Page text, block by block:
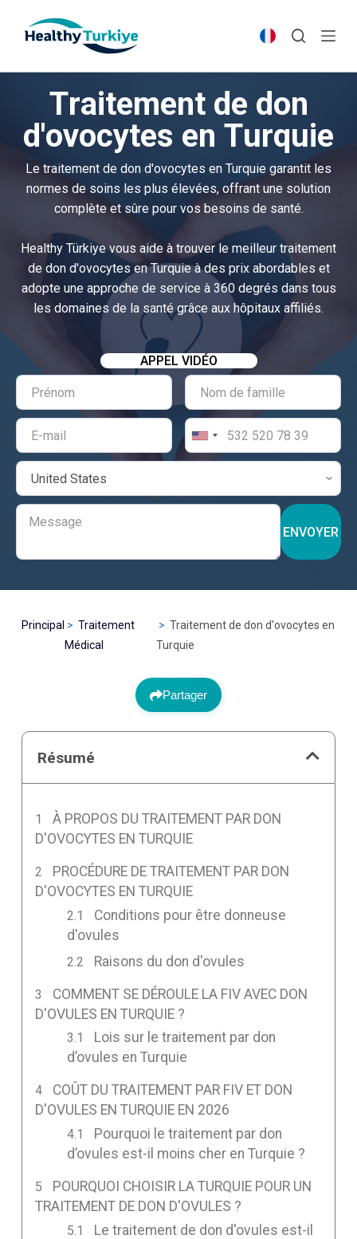
p
Traitement de don
d'ovocytes en Turquie
Le traitement de don d'ovocytes en Turquie garantit les
normes de soins les plus élevées, offrant une solution
complète et sûre pour vos besoins de santé.
Healthy Türkiye vous aide à trouver le meilleur traitement
de don d'ovocytes en Turquie à des prix abordables et
adopte une approche de service à 360 degrés dans tous
les domaines de la santé grâce aux hôpitaux affiliés.
APPEL VIDÉO
ENVOYER
Principal
Traitement
Médical
Traitement de don d'ovocytes en
Turquie
Partager
Résumé
À PROPOS DU TRAITEMENT PAR DON
D'OVOCYTES EN TURQUIE
PROCÉDURE DE TRAITEMENT PAR DON
D'OVOCYTES EN TURQUIE
Conditions pour être donneuse
d'ovules
Raisons du don d'ovules
COMMENT SE DÉROULE LA FIV AVEC DON
D'OVULES EN TURQUIE ?
Lois sur le traitement par don
d’ovules en Turquie
COÛT DU TRAITEMENT PAR FIV ET DON
D'OVULES EN TURQUIE EN 2026
Pourquoi le traitement par don
d’ovules est-il moins cher en Turquie ?
POURQUOI CHOISIR LA TURQUIE POUR UN
TRAITEMENT DE DON D'OVULES ?
Le traitement de don d'ovules est-il